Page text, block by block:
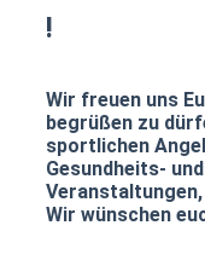
!
Wir freuen uns
begrüßen zu
sportlichen
Gesundheits-
Veranstaltungen,
Wir wünschen